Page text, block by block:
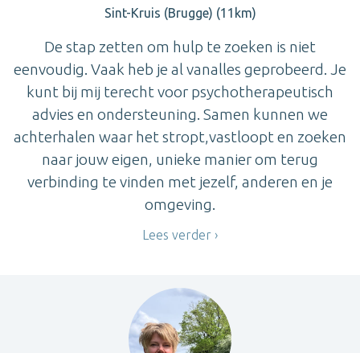
Sint-Kruis (Brugge) (11km)
De stap zetten om hulp te zoeken is niet
eenvoudig. Vaak heb je al vanalles geprobeerd. Je
kunt bij mij terecht voor psychotherapeutisch
advies en ondersteuning. Samen kunnen we
achterhalen waar het stropt,vastloopt en zoeken
naar jouw eigen, unieke manier om terug
verbinding te vinden met jezelf, anderen en je
omgeving.
Lees verder